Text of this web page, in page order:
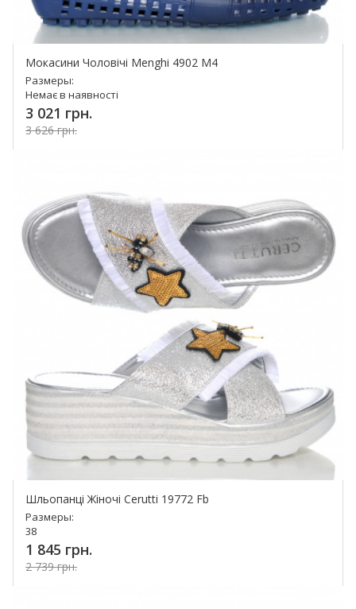
Мокасини Чоловічі Menghi 4902 M4
Размеры:
Немає в наявності
3 021 грн.
3 626 грн.
Шльопанці Жіночі Cerutti 19772 Fb
Размеры:
38
1 845 грн.
2 739 грн.